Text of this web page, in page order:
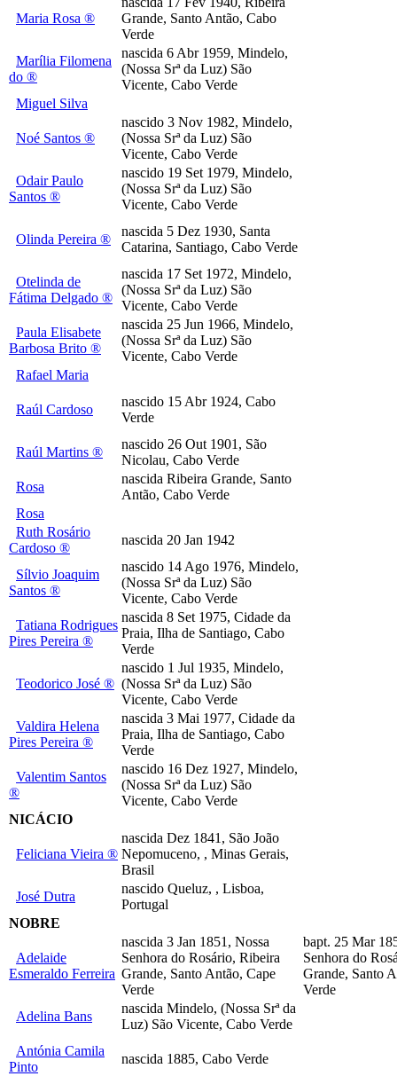
Maria Rosa ®
Grande, Santo Antão, Cabo
Verde
Marília Filomena
do ®
nascida 6 Abr 1959, Mindelo,
(Nossa Srª da Luz) São
Vicente, Cabo Verde
Miguel Silva
Noé Santos ®
nascido 3 Nov 1982, Mindelo,
(Nossa Srª da Luz) São
Vicente, Cabo Verde
Odair Paulo
Santos ®
nascido 19 Set 1979, Mindelo,
(Nossa Srª da Luz) São
Vicente, Cabo Verde
Olinda Pereira ®
nascida 5 Dez 1930, Santa
Catarina, Santiago, Cabo Verde
Otelinda de
Fátima Delgado ®
nascida 17 Set 1972, Mindelo,
(Nossa Srª da Luz) São
Vicente, Cabo Verde
Paula Elisabete
Barbosa Brito ®
nascida 25 Jun 1966, Mindelo,
(Nossa Srª da Luz) São
Vicente, Cabo Verde
Rafael Maria
Raúl Cardoso
nascido 15 Abr 1924, Cabo
Verde
Raúl Martins ®
nascido 26 Out 1901, São
Nicolau, Cabo Verde
Rosa
nascida Ribeira Grande, Santo
Antão, Cabo Verde
Rosa
Ruth Rosário
Cardoso ®
nascida 20 Jan 1942
Sílvio Joaquim
Santos ®
nascido 14 Ago 1976, Mindelo,
(Nossa Srª da Luz) São
Vicente, Cabo Verde
Tatiana Rodrigues
Pires Pereira ®
nascida 8 Set 1975, Cidade da
Praia, Ilha de Santiago, Cabo
Verde
Teodorico José ®
nascido 1 Jul 1935, Mindelo,
(Nossa Srª da Luz) São
Vicente, Cabo Verde
Valdira Helena
Pires Pereira ®
nascida 3 Mai 1977, Cidade da
Praia, Ilha de Santiago, Cabo
Verde
Valentim Santos
®
nascido 16 Dez 1927, Mindelo,
(Nossa Srª da Luz) São
Vicente, Cabo Verde
NICÁCIO
Feliciana Vieira ®
nascida Dez 1841, São João
Nepomuceno, , Minas Gerais,
Brasil
José Dutra
nascido Queluz, , Lisboa,
Portugal
NOBRE
Adelaide
Esmeraldo Ferreira
nascida 3 Jan 1851, Nossa
Senhora do Rosário, Ribeira
Grande, Santo Antão, Cape
Verde
bapt. 25 Mar
Senhora do
Grande, Santo
Verde
Adelina Bans
nascida Mindelo, (Nossa Srª da
Luz) São Vicente, Cabo Verde
Antónia Camila
Pinto
nascida 1885, Cabo Verde